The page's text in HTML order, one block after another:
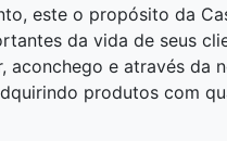
este o propósito da
da vida de seus
aconchego e através da
produtos com